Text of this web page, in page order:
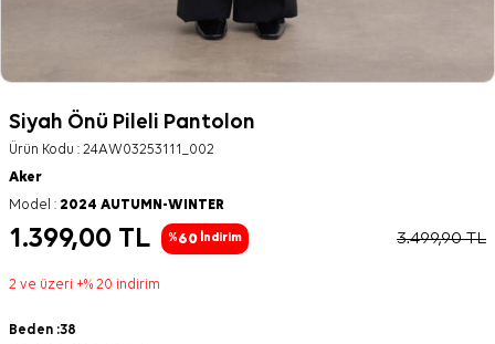
Siyah Önü Pileli Pantolon
Ürün Kodu : 24AW03253111_002
Aker
Model : 2024 AUTUMN-WINTER
1.399,00 TL %60 İndirim 3.499,90TL
2 ve üzeri +% 20 indirim
Beden :38